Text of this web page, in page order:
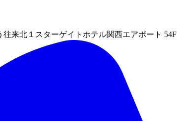
来北１スターゲイトホテル関西エアポート 54F